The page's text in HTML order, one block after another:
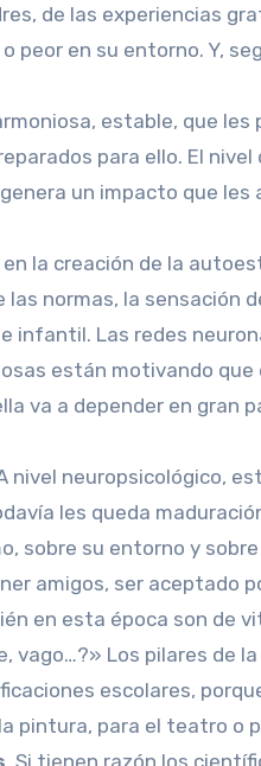
de las experiencias
peor en su entorno. Y,
estable, que les
para ello. El
un impacto que
la creación de la
normas, la sensación
infantil. Las redes
están motivando que
va a depender en gran
neuropsicológico,
les queda
su entorno y sobre
amigos, ser aceptado
en esta época son de
vago…?» Los pilares de
escolares,
pintura, para el teatro o
. Si tienen razón los